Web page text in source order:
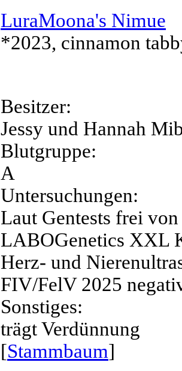
LuraMoona's Nimue
*2023, cinnamon
Besitzer:
Jessy und Hannah
Blutgruppe:
A
Untersuchungen:
Laut Gentests frei
LABOGenetics XXL
Herz- und
FIV/FelV 2025
Sonstiges:
trägt Verdünnung
[Stammbaum]